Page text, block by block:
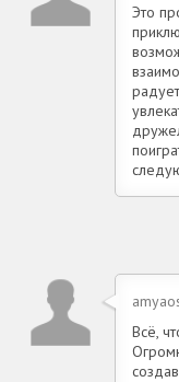
Это
Всё,